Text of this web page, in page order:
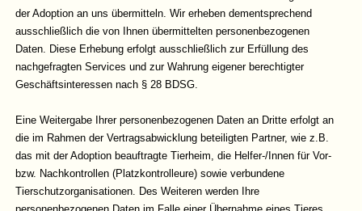
der Adoption an uns übermitteln. Wir erheben dementsprechend
ausschließlich die von Ihnen übermittelten personenbezogenen
Daten. Diese Erhebung erfolgt ausschließlich zur Erfüllung des
nachgefragten Services und zur Wahrung eigener berechtigter
Geschäftsinteressen nach § 28 BDSG.
Eine Weitergabe Ihrer personenbezogenen Daten an Dritte erfolgt an
die im Rahmen der Vertragsabwicklung beteiligten Partner, wie z.B.
das mit der Adoption beauftragte Tierheim, die Helfer-/Innen für Vor-
bzw. Nachkontrollen (Platzkontrolleure) sowie verbundene
Tierschutzorganisationen. Des Weiteren werden Ihre